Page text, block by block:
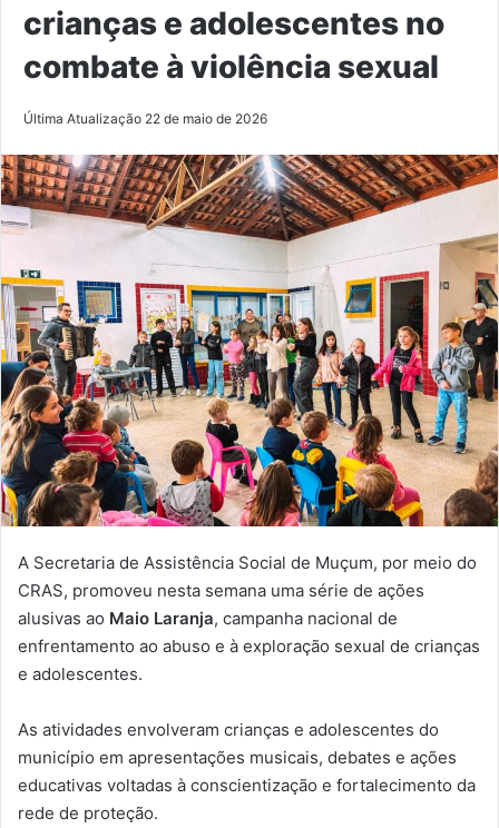
crianças e adolescentes no
combate à violência sexual
Última Atualização 22 de maio de 2026
A Secretaria de Assistência Social de Muçum, por meio do
CRAS, promoveu nesta semana uma série de ações
alusivas ao Maio Laranja, campanha nacional de
enfrentamento ao abuso e à exploração sexual de crianças
e adolescentes.
As atividades envolveram crianças e adolescentes do
município em apresentações musicais, debates e ações
educativas voltadas à conscientização e fortalecimento da
rede de proteção.